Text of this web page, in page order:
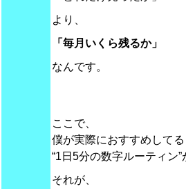
より、
「毎月いくら残るか」
なんです。
ここで、
僕が実際におすすめしてる
“1日5分の数字ルーティン”
それが、